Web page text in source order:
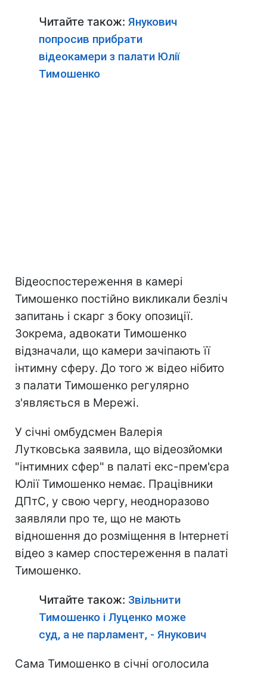
Читайте також: Янукович
попросив прибрати
відеокамери з палати Юлії
Тимошенко
Відеоспостереження в камері
Тимошенко постійно викликали безліч
запитань і скарг з боку опозиції.
Зокрема, адвокати Тимошенко
відзначали, що камери зачіпають її
інтимну сферу. До того ж відео нібито
з палати Тимошенко регулярно
з'являється в Мережі.
У січні омбудсмен Валерія
Лутковська заявила, що відеозйомки
"інтимних сфер" в палаті екс-прем'єра
Юлії Тимошенко немає. Працівники
ДПтС, у свою чергу, неодноразово
заявляли про те, що не мають
відношення до розміщення в Інтернеті
відео з камер спостереження в палаті
Тимошенко.
Читайте також: Звільнити
Тимошенко і Луценко може
суд, а не парламент, - Янукович
Сама Тимошенко в січні оголосила